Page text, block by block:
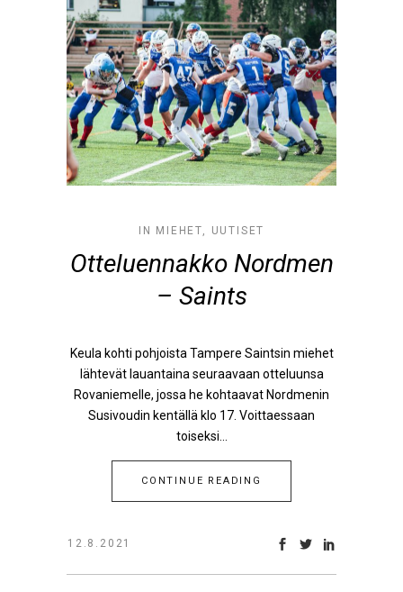
IN MIEHET, UUTISET
Otteluennakko Nordmen
– Saints
Keula kohti pohjoista Tampere Saintsin miehet
lähtevät lauantaina seuraavaan otteluunsa
Rovaniemelle, jossa he kohtaavat Nordmenin
Susivoudin kentällä klo 17. Voittaessaan
toiseksi...
CONTINUE READING
12.8.2021